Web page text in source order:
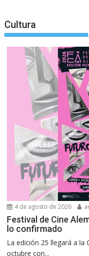
Cultura
4 de agosto de 2026
Festival de Cine
lo confirmado
La edición 25 llegará a la
octubre con...